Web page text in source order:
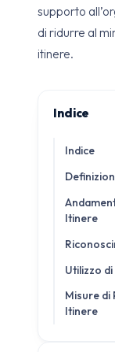
supporto
di ridurre al
itinere.
Indice
Indice
Itinere
Utilizzo
Misure di
Itinere